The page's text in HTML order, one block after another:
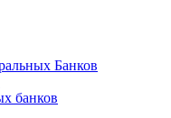
базу данных